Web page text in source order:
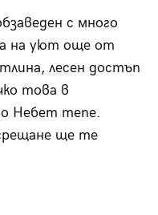
с много
на уют още от
лесен достъп
това в
Небет тепе.
ще те